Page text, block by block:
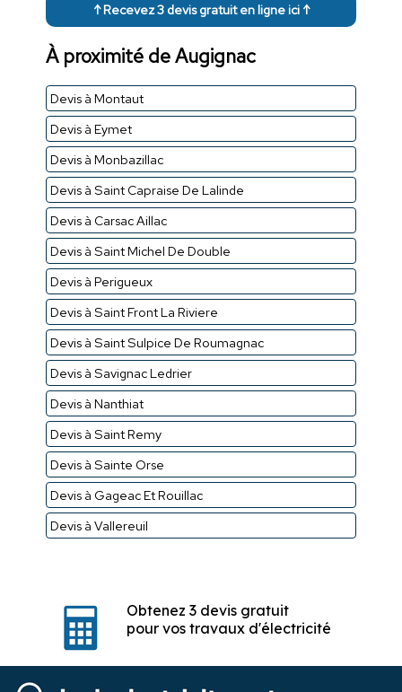
↑ Recevez 3 devis gratuit en ligne ici ↑
À proximité de Augignac
Devis à Montaut
Devis à Eymet
Devis à Monbazillac
Devis à Saint Capraise De Lalinde
Devis à Carsac Aillac
Devis à Saint Michel De Double
Devis à Perigueux
Devis à Saint Front La Riviere
Devis à Saint Sulpice De Roumagnac
Devis à Savignac Ledrier
Devis à Nanthiat
Devis à Saint Remy
Devis à Sainte Orse
Devis à Gageac Et Rouillac
Devis à Vallereuil
Obtenez 3 devis gratuit
pour vos travaux d'électricité